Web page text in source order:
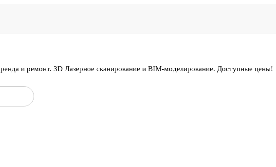
и ремонт. 3D Лазерное сканирование и BIM-моделирование. Доступные цены!